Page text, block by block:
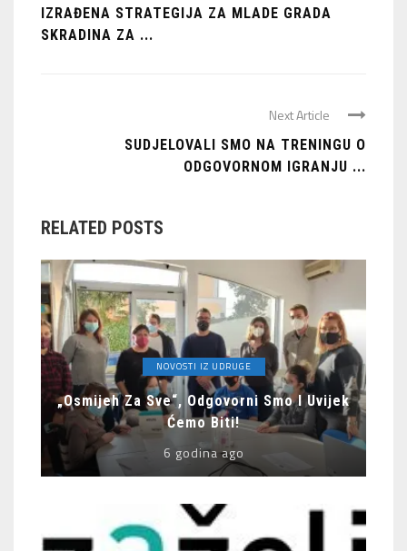
IZRAĐENA STRATEGIJA ZA MLADE GRADA
SKRADINA ZA ...
Next Article
SUDJELOVALI SMO NA TRENINGU O
ODGOVORNOM IGRANJU ...
RELATED POSTS
NOVOSTI IZ UDRUGE
„Osmijeh Za Sve“, Odgovorni Smo I Uvijek
Ćemo Biti!
6 godina ago